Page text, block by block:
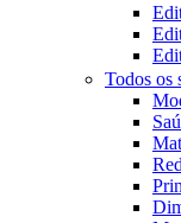
Todos os